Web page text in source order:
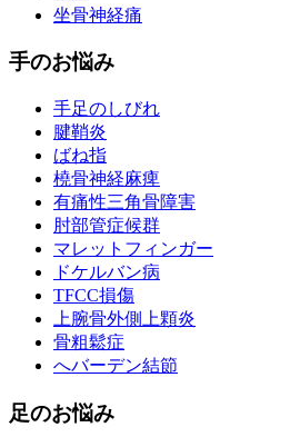
坐骨神経痛
手のお悩み
手足のしびれ
腱鞘炎
ばね指
橈骨神経麻痺
有痛性三角骨障害
肘部管症候群
マレットフィンガー
ドケルバン病
TFCC損傷
上腕骨外側上顆炎
骨粗鬆症
へバーデン結節
足のお悩み